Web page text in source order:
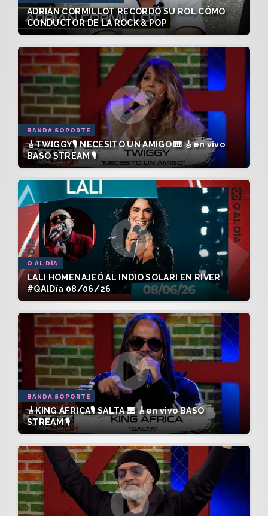
ADRIÁN CORMILLOT RECORDÓ SU ROL CÓMO
CONDUCTOR DE LA ROCK & POP
BANDA SOPORTE
🎸TWIGGY🎙️ NECESITO UN AMIGO 🎹 🎸en vivo
BASO STREAM 🎙️
Q AL DÍA
LALI HOMENAJEÓ AL INDIO SOLARI EN RIVER
#QAlDía 08/06/26
BANDA SOPORTE
🎸KING ÁFRICA🎙️ SALTA 🎹 🎸en vivo BASO
STREAM 🎙️